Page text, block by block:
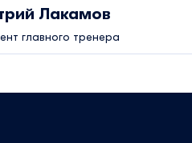
Лакамов
главного тренера